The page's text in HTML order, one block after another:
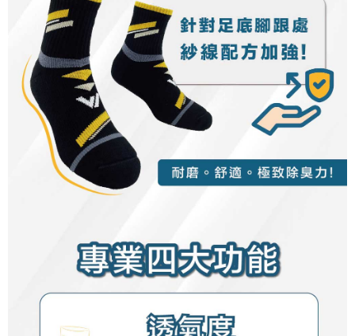
Pembayaran ansuran melalui OP Pay Later akan dibilkan secara
berasingan dan tidak termasuk dalam bil telekom anda. SMS peringatan
pembayaran akan dihantar selepas kitaran bil bulanan.
Selepas mengakses bil melalui pautan dalam SMS, anda boleh
menyelesaikan pembayaran anda melalui salah satu saluran berikut: kod
bar kedai serbaneka, kedai runcit Taiwan Mobile, pemindahan bank,
JKOPay, atau iPASS MONEY.
[Nota Penting]
Perkhidmatan ini disediakan oleh Taiwan Mobile Co., Ltd. (“Syarikat”),
yang membolehkan pelanggan membeli barangan atau perkhidmatan
perjanjian menggunakan sistem bil Syarikat.
Untuk memenuhi hubungan kontrak yang terjalin melalui persetujuan
anda (termasuk nama, nombor telefon, atau alamat) kepada Syarikat bagi
tujuan pengumpulan, pemprosesan dan penggunaan data yang
diperlukan untuk pengebilan ansuran, termasuk pengesahan,
ditambah dengan bilangan hari yang boleh dilanjutkan oleh AFTEE. Anda
boleh melanjutkan tempoh pembayaran anda sebelum anda menerima
pesanan. Walau bagaimanapun, tiada jaminan bahawa anda boleh
menerima pesanan anda semasa tempoh pembayaran (cth.: produk
prapesanan atau produk yang mungkin mengambil masa yang lebih
lama untuk dihantar). Oleh itu, anda dikehendaki membuat pembayaran
kepada AFTEE dalam tempoh sama ada anda menerima pesanan.
Kedua, Sekatan Pembayaran
1. Jumlah yang diperakui untuk pengguna kali pertama boleh sehingga
NT$10,000. Amaun diperakui sebenar yang diluluskan akan berdasarkan
keputusan pensijilan dan semakan oleh AFTEE.
2. Amaun perbelanjaan minimum mestilah lebih besar daripada NT$20.
3. Pada masa ini hanya tersedia untuk ahli Taiwan.
Taiwan, Inc. dan AFTEE akan membuat bil kepada pengguna. AFTEE
akan menggunakan data peribadi yang dikumpul (termasuk nama
pembeli, no. telefon, nama penerima, no. telefon, alamat penerima) untuk
penggunaan perkhidmatan. Sila rujuk kepada "Penyata Pengumpulan
Data Peribadi, Pemprosesan, Penggunaan"
) untuk maklumat lanjut.
付款後7-11取貨
NT$100/pesanan | Penghantaran percuma untuk pesanan
NT$1,000 atau lebih
宅配
NT$100/pesanan | Penghantaran percuma untuk pesanan
NT$1,000 atau lebih